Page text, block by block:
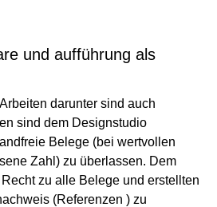
und aufführung als
darunter sind auch
sind dem Designstudio
Belege (bei wertvollen
Zahl) zu überlassen. Dem
zu alle Belege und erstellten
(Referenzen ) zu